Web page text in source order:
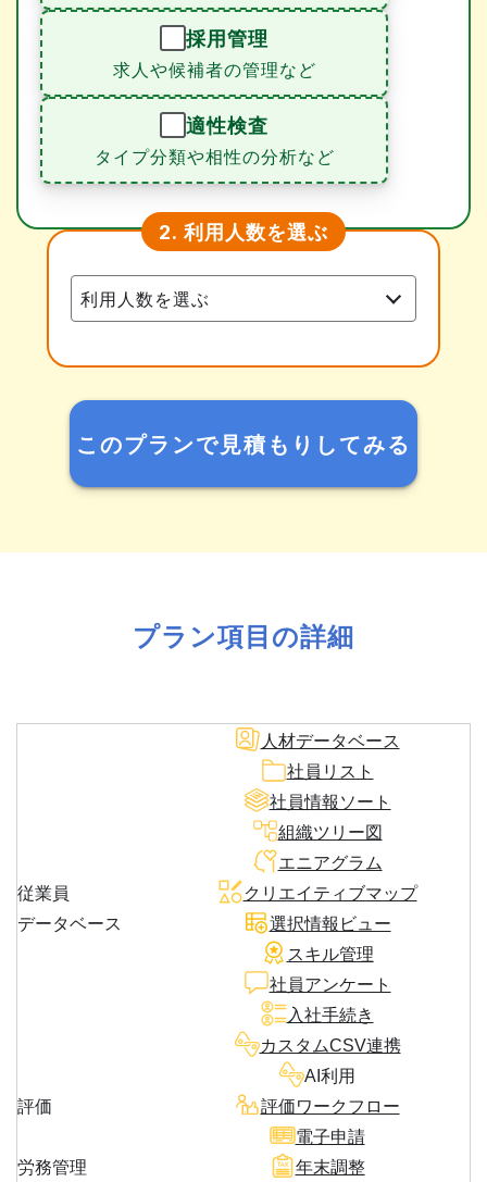
採用管理
求人や候補者の管理など
適性検査
タイプ分類や相性の分析など
2. 利用人数を選ぶ
このプランで見積もりしてみる
プラン項目の詳細
従業員
データベース
人材データベース
社員リスト
社員情報ソート
組織ツリー図
エニアグラム
クリエイティブマップ
選択情報ビュー
スキル管理
社員アンケート
入社手続き
カスタムCSV連携
AI利用
評価
評価ワークフロー
労務管理
電子申請
年末調整